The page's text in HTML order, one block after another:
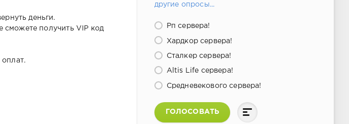
деньги.
сможете получить VIP код
другие опросы...
Рп сервера!
Хардкор сервера!
Сталкер сервера!
Altis Life сервера!
Средневекового сервера!
ГОЛОСОВАТЬ